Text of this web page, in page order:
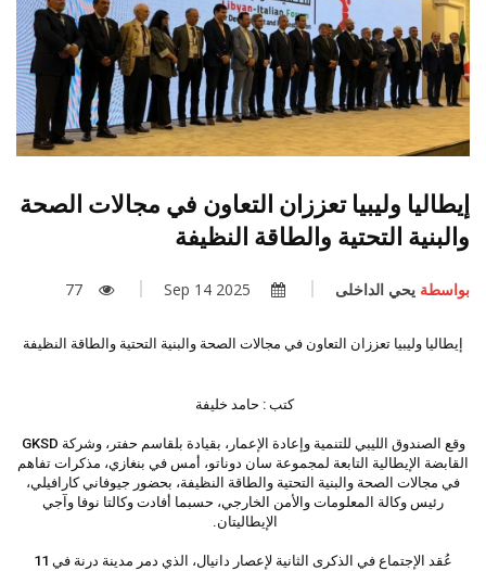
إيطاليا وليبيا تعززان التعاون في مجالات الصحة
والبنية التحتية والطاقة النظيفة
بواسطة يحي الداخلى 77
إيطاليا وليبيا تعززان التعاون في مجالات الصحة والبنية التحتية والطاقة النظيفة
كتب : حامد خليفة
وقع الصندوق الليبي للتنمية وإعادة الإعمار، بقيادة بلقاسم حفتر، وشركة GKSD
القابضة الإيطالية التابعة لمجموعة سان دوناتو، أمس في بنغازي، مذكرات تفاهم
في مجالات الصحة والبنية التحتية والطاقة النظيفة، بحضور جيوفاني كارافيلي،
رئيس وكالة المعلومات والأمن الخارجي، حسبما أفادت وكالتا نوفا وآجي
الإيطاليتان.
عُقد الإجتماع في الذكرى الثانية لإعصار دانيال، الذي دمر مدينة درنة في 11